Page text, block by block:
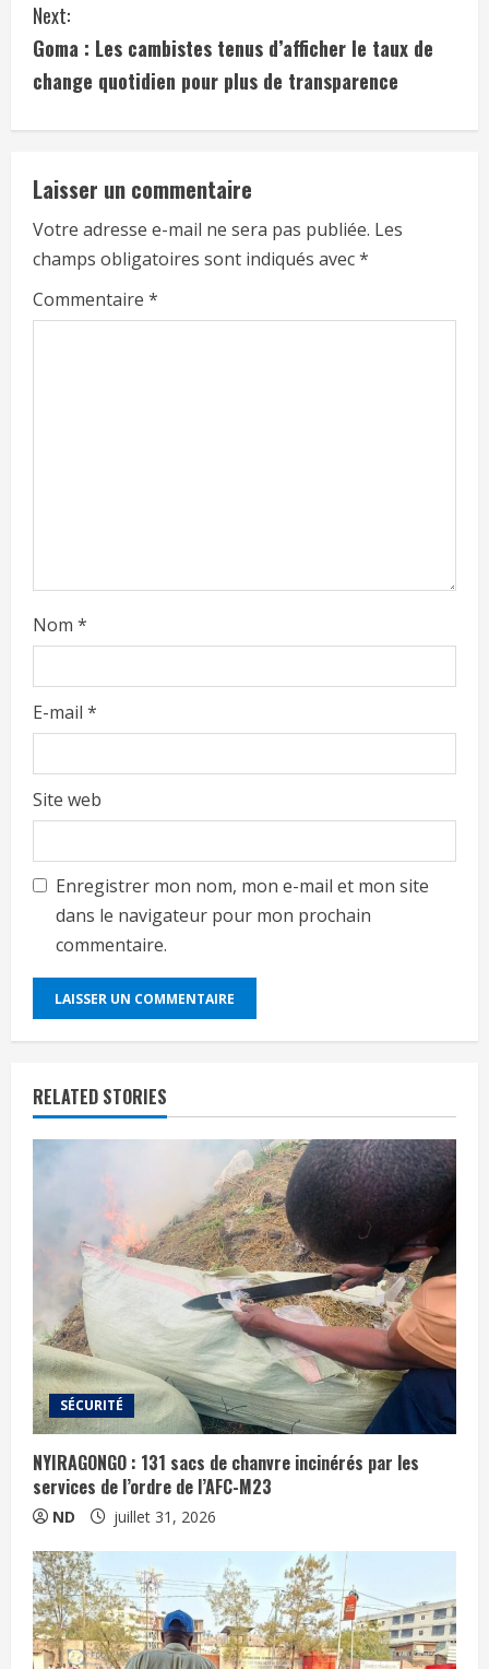
Next:
Goma : Les cambistes tenus d’afficher le taux de
change quotidien pour plus de transparence
Laisser un commentaire
Votre adresse e-mail ne sera pas publiée. Les
champs obligatoires sont indiqués avec*
Commentaire *
Nom *
E-mail *
Site web
Enregistrer mon nom, mon e-mail et mon site
dans le navigateur pour mon prochain
commentaire.
RELATED STORIES
SÉCURITÉ
NYIRAGONGO : 131 sacs de chanvre incinérés par les
services de l’ordre de l’AFC-M23
ND juillet 31, 2026